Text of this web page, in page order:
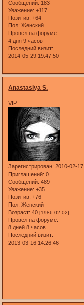
Сообщений: 183
Уважение: +117
Позитив: +64
Пол: Женский
Провел на форуме:
4 дня 9 часов
Последний визит:
2014-05-29 19:47:50
Anastasiya S.
VIP
Зарегистрирован: 2010-02-17
Приглашений: 0
Сообщений: 489
Уважение: +35
Позитив: +76
Пол: Женский
Возраст: 40[1986-02-02]
Провел на форуме:
8 дней 8 часов
Последний визит:
2013-03-16 14:26:46